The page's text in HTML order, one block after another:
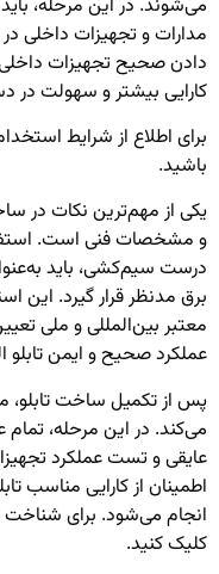
می‌شوند. در این مرحله،
مدارات و تجهیزات داخلی
دادن صحیح تجهیزات داخلی
کارایی بیشتر و سهولت
برای اطلاع از شرایط
باشید.
یکی از مهم‌ترین نکات در
و مشخصات فنی است.
درست سیم‌کشی، باید
برق مدنظر قرار گیرد. این
معتبر بین‌المللی و ملی
عملکرد صحیح و ایمن تابلو
پس از تکمیل ساخت تابلو،
می‌کند. در این مرحله،
عایقی و تست عملکرد
اطمینان از کارایی مناسب
انجام می‌شود. برای شناخت
کلیک کنید.